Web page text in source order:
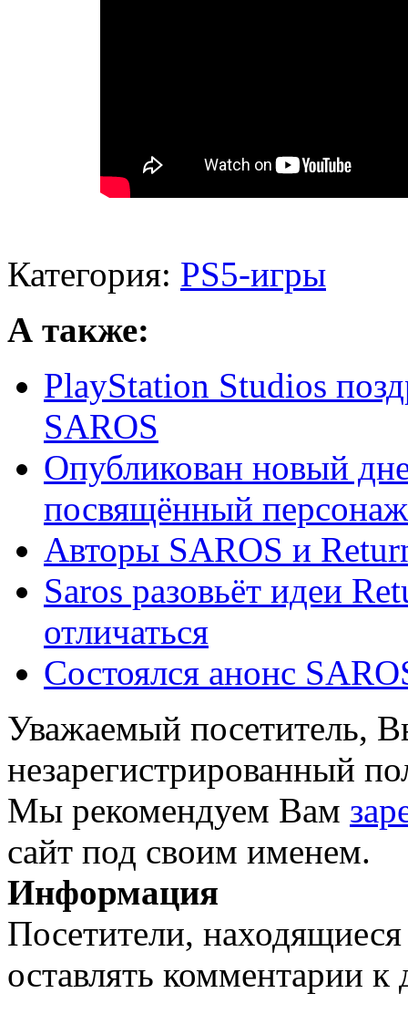
Категория: PS5-игры
А также:
PlayStation Studios
SAROS
Опубликован новый
посвящённый
Авторы SAROS и
Saros разовьёт идеи
отличаться
Состоялся анонс
Уважаемый посетитель,
незарегистрированный
Мы рекомендуем Вам
сайт под своим именем.
Информация
Посетители,
оставлять комментарии